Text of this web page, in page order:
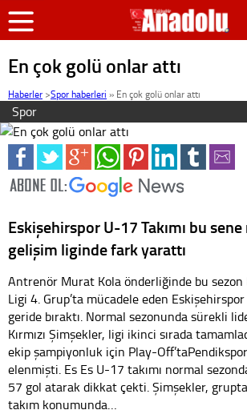
En çok golü onlar attı
Haberler >Spor haberleri » En çok golü onlar attı
Spor
Eskişehirspor U-17 Takımı bu
gelişim liginde fark yarattı
Antrenör Murat Kola önderliğinde bu sezon
Ligi 4. Grup’ta mücadele eden
geride bıraktı. Normal sezonunda sürekli
Kırmızı Şimşekler, ligi ikinci sırada
ekip şampiyonluk için Play-
elenmişti. Es Es U-17 takımı normal
57 gol atarak dikkat çekti. Şimşekler,
takım konumunda…